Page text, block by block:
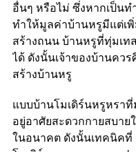
อื่นๆ หรือไม่ ซึ่งหากเป็น
ทำให้มูลค่าบ้านหรูมีแต่เ
สร้างถนน บ้านหรูที่ทุ่มเท
ได้ ดังนั้นเจ้าของบ้านคว
สร้างบ้านหรู
แบบบ้านโมเดิร์นหรูหรา
อยู่อาศัยสะดวกกายสบา
ในอนาคต ดังนั้นเทคนิคที่